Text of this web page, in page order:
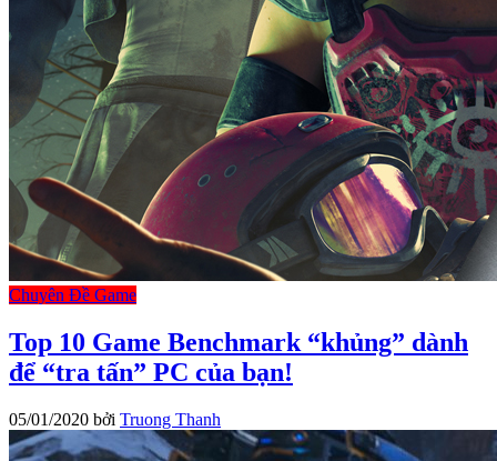
Chuyên Đề Game
Top 10 Game Benchmark “khủng” dành
để “tra tấn” PC của bạn!
05/01/2020 bởi Truong Thanh